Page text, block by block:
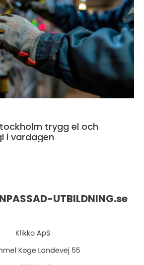
trygg el och
i vardagen
UTBILDNING.se